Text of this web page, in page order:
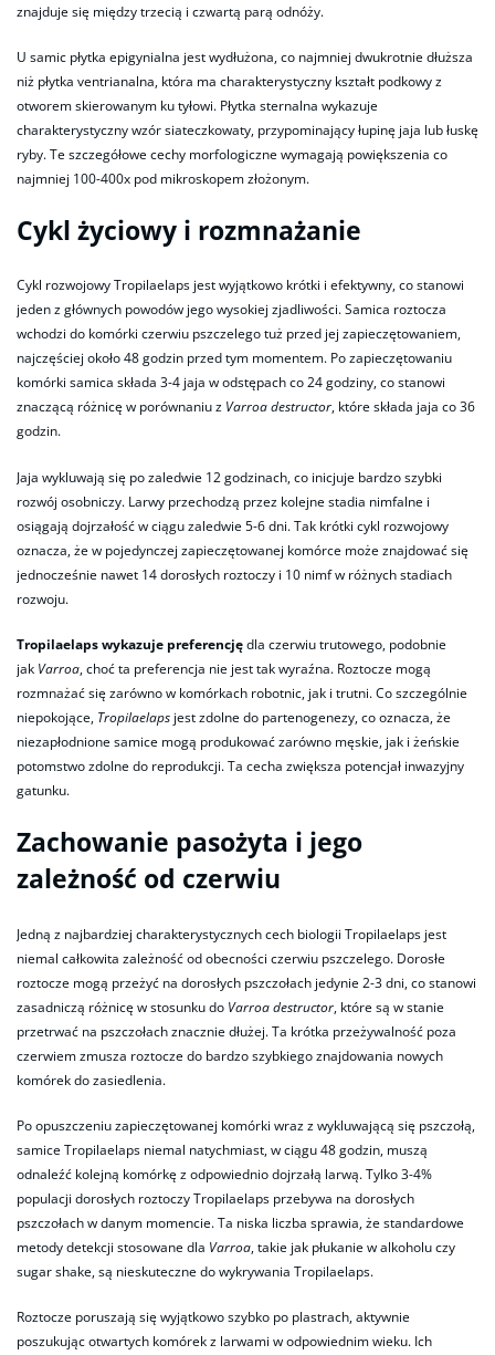
znajduje się między trzecią i czwartą parą odnóży.
U samic płytka epigynialna jest wydłużona, co najmniej dwukrotnie dłuższa
niż płytka ventrianalna, która ma charakterystyczny kształt podkowy z
otworem skierowanym ku tyłowi. Płytka sternalna wykazuje
charakterystyczny wzór siateczkowaty, przypominający łupinę jaja lub łuskę
ryby. Te szczegółowe cechy morfologiczne wymagają powiększenia co
najmniej 100-400x pod mikroskopem złożonym.
Cykl życiowy i rozmnażanie
Cykl rozwojowy Tropilaelaps jest wyjątkowo krótki i efektywny, co stanowi
jeden z głównych powodów jego wysokiej zjadliwości. Samica roztocza
wchodzi do komórki czerwiu pszczelego tuż przed jej zapieczętowaniem,
najczęściej około 48 godzin przed tym momentem. Po zapieczętowaniu
komórki samica składa 3-4 jaja w odstępach co 24 godziny, co stanowi
znaczącą różnicę w porównaniu z Varroa destructor, które składa jaja co 36
godzin.
Jaja wykluwają się po zaledwie 12 godzinach, co inicjuje bardzo szybki
rozwój osobniczy. Larwy przechodzą przez kolejne stadia nimfalne i
osiągają dojrzałość w ciągu zaledwie 5-6 dni. Tak krótki cykl rozwojowy
oznacza, że w pojedynczej zapieczętowanej komórce może znajdować się
jednocześnie nawet 14 dorosłych roztoczy i 10 nimf w różnych stadiach
rozwoju.
Tropilaelaps wykazuje preferencjędla czerwiu trutowego, podobnie
jak Varroa, choć ta preferencja nie jest tak wyraźna. Roztocze mogą
rozmnażać się zarówno w komórkach robotnic, jak i trutni. Co szczególnie
niepokojące, Tropilaelaps jest zdolne do partenogenezy, co oznacza, że
niezapłodnione samice mogą produkować zarówno męskie, jak i żeńskie
potomstwo zdolne do reprodukcji. Ta cecha zwiększa potencjał inwazyjny
gatunku.​
Zachowanie pasożyta i jego
zależność od czerwiu
Jedną z najbardziej charakterystycznych cech biologii Tropilaelaps jest
niemal całkowita zależność od obecności czerwiu pszczelego. Dorosłe
roztocze mogą przeżyć na dorosłych pszczołach jedynie 2-3 dni, co stanowi
zasadniczą różnicę w stosunku do Varroa destructor, które są w stanie
przetrwać na pszczołach znacznie dłużej. Ta krótka przeżywalność poza
czerwiem zmusza roztocze do bardzo szybkiego znajdowania nowych
komórek do zasiedlenia.
Po opuszczeniu zapieczętowanej komórki wraz z wykluwającą się pszczołą,
samice Tropilaelaps niemal natychmiast, w ciągu 48 godzin, muszą
odnaleźć kolejną komórkę z odpowiednio dojrzałą larwą. Tylko 3-4%
populacji dorosłych roztoczy Tropilaelaps przebywa na dorosłych
pszczołach w danym momencie. Ta niska liczba sprawia, że standardowe
metody detekcji stosowane dla Varroa, takie jak płukanie w alkoholu czy
sugar shake, są nieskuteczne do wykrywania Tropilaelaps.
Roztocze poruszają się wyjątkowo szybko po plastrach, aktywnie
poszukując otwartych komórek z larwami w odpowiednim wieku. Ich